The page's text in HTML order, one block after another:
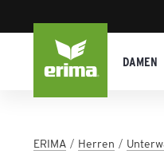
DAMEN
ERIMA Herren